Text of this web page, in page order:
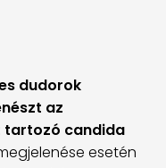
dudorok
az
tartozó candida
esetén